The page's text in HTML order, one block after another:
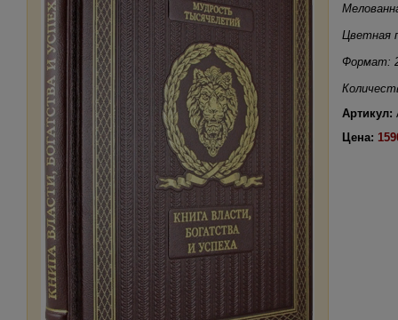
Цветная
Формат:
Артикул:
Цена: